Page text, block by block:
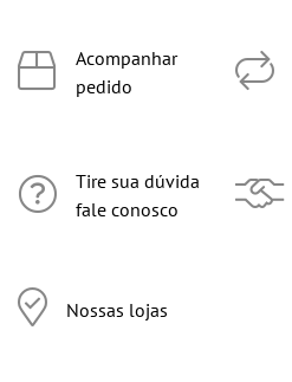
Acompanhar
pedido
Tire sua dúvida
fale conosco
Nossas lojas